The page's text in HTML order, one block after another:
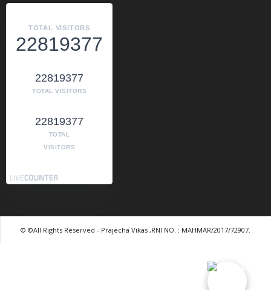
TOTAL VISITORS
22819377
22819377
TOTAL VISITORS
22819377
TOTAL
VISITORS
© ©All Rights Reserved - Prajecha Vikas ,RNI NO. : MAHMAR/2017/72907.